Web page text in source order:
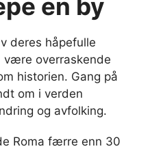
en by
deres håpefulle
være overraskende
historien. Gang på
om i verden
og avfolking.
Roma færre enn 30